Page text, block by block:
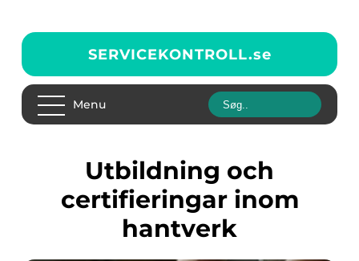
SERVICEKONTROLL.se
Menu
Utbildning och
certifieringar inom
hantverk